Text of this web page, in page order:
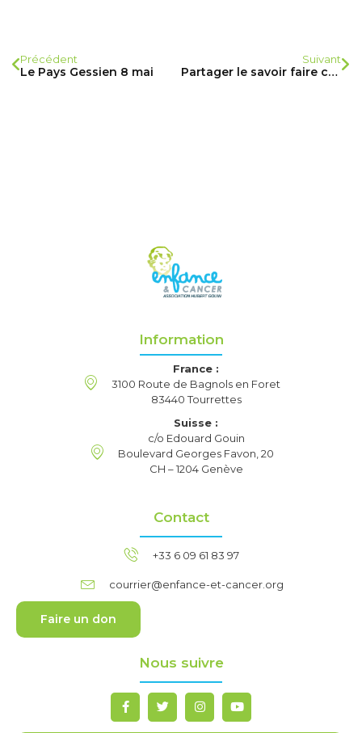
Précédent
Le Pays Gessien 8 mai
Suivant
Partager le savoir faire contre la douleur
Information
France :
3100 Route de Bagnols en Foret
83440 Tourrettes
Suisse :
c/o Edouard Gouin
Boulevard Georges Favon, 20
CH – 1204 Genève
Contact
+33 6 09 61 83 97
courrier@enfance-et-cancer.org
Faire un don
Nous suivre